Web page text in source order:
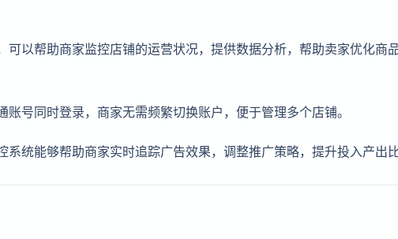
以帮助商家监控店铺的运营状况，提供数据分析，帮助卖家优化商
号同时登录，商家无需频繁切换账户，便于管理多个店铺。
统能够帮助商家实时追踪广告效果，调整推广策略，提升投入产出比